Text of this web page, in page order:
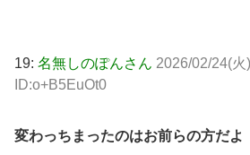
19: 名無しのぽんさん 2026/02/24(
ID:o+B5EuOt0
変わっちまったのはお前らの方だよ